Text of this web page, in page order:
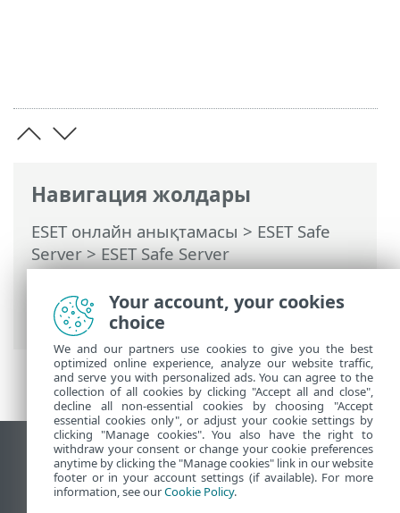
Навигация жолдары
ESET онлайн анықтамасы > ESET Safe
Server>ESET Safe Server
бағдарламасымен жұмыс істеу>
Кеңейтілген орнату>
Хабарландырулар
Жұмыс үстеліндегі сайтты қарау
End of Life
ESET білім қоры
Your account, your cookies
choice
We and our partners use cookies to give you the best
optimized online experience, analyze our website traffic,
and serve you with personalized ads. You can agree to the
collection of all cookies by clicking "Accept all and close",
decline all non-essential cookies by choosing "Accept
essential cookies only", or adjust your cookie settings by
clicking "Manage cookies". You also have the right to
withdraw your consent or change your cookie preferences
anytime by clicking the "Manage cookies" link in our website
footer or in your account settings (if available). For more
information, see ourCookie Policy.